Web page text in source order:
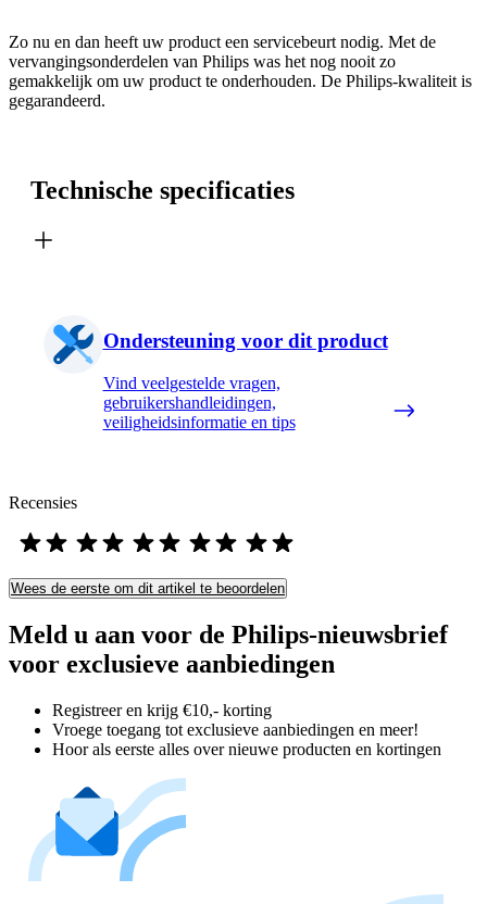
Zo nu en dan heeft uw product een servicebeurt nodig. Met de
vervangingsonderdelen van Philips was het nog nooit zo
gemakkelijk om uw product te onderhouden. De Philips-kwaliteit is
gegarandeerd.
Technische specificaties
Ondersteuning voor dit product
Vind veelgestelde vragen,
gebruikershandleidingen,
veiligheidsinformatie en tips
Recensies
Wees de eerste om dit artikel te beoordelen
Meld u aan voor de Philips-nieuwsbrief
voor exclusieve aanbiedingen
Registreer en krijg €10,- korting
Vroege toegang tot exclusieve aanbiedingen en meer!
Hoor als eerste alles over nieuwe producten en kortingen